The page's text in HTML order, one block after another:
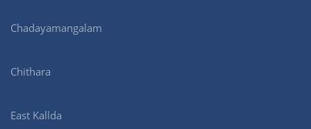
Chadayamangalam
Chithara
East Kallda